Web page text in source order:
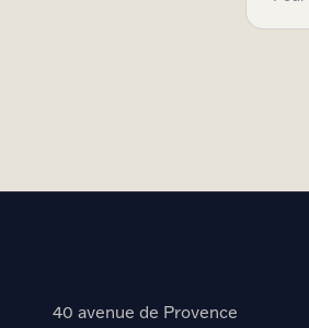
40 avenue de Provence